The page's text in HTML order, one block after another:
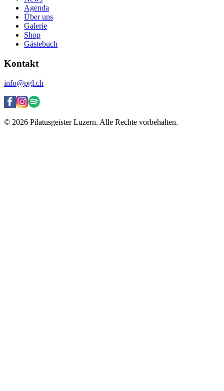
Agenda
Über uns
Galerie
Shop
Gästebuch
Kontakt
info@pgl.ch
© 2026 Pilatusgeister Luzern. Alle Rechte vorbehalten.